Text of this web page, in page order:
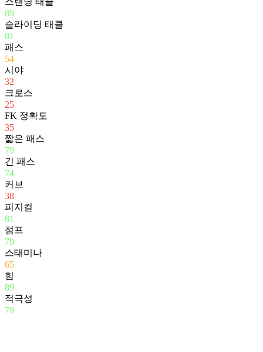
89
슬라이딩 태클
81
패스
54
시야
32
크로스
25
FK 정확도
35
짧은 패스
79
긴 패스
74
커브
38
피지컬
81
점프
79
스태미나
65
힘
89
적극성
79